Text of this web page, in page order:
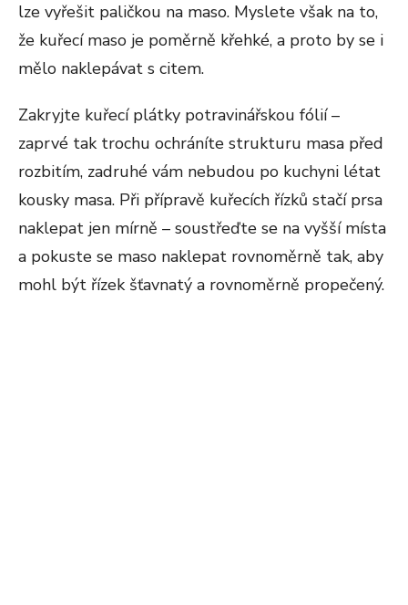
lze vyřešit paličkou na maso. Myslete však na to,
že kuřecí maso je poměrně křehké, a proto by se i
mělo naklepávat s citem.
Zakryjte kuřecí plátky potravinářskou fólií –
zaprvé tak trochu ochráníte strukturu masa před
rozbitím, zadruhé vám nebudou po kuchyni létat
kousky masa. Při přípravě kuřecích řízků stačí prsa
naklepat jen mírně – soustřeďte se na vyšší místa
a pokuste se maso naklepat rovnoměrně tak, aby
mohl být řízek šťavnatý a rovnoměrně propečený.